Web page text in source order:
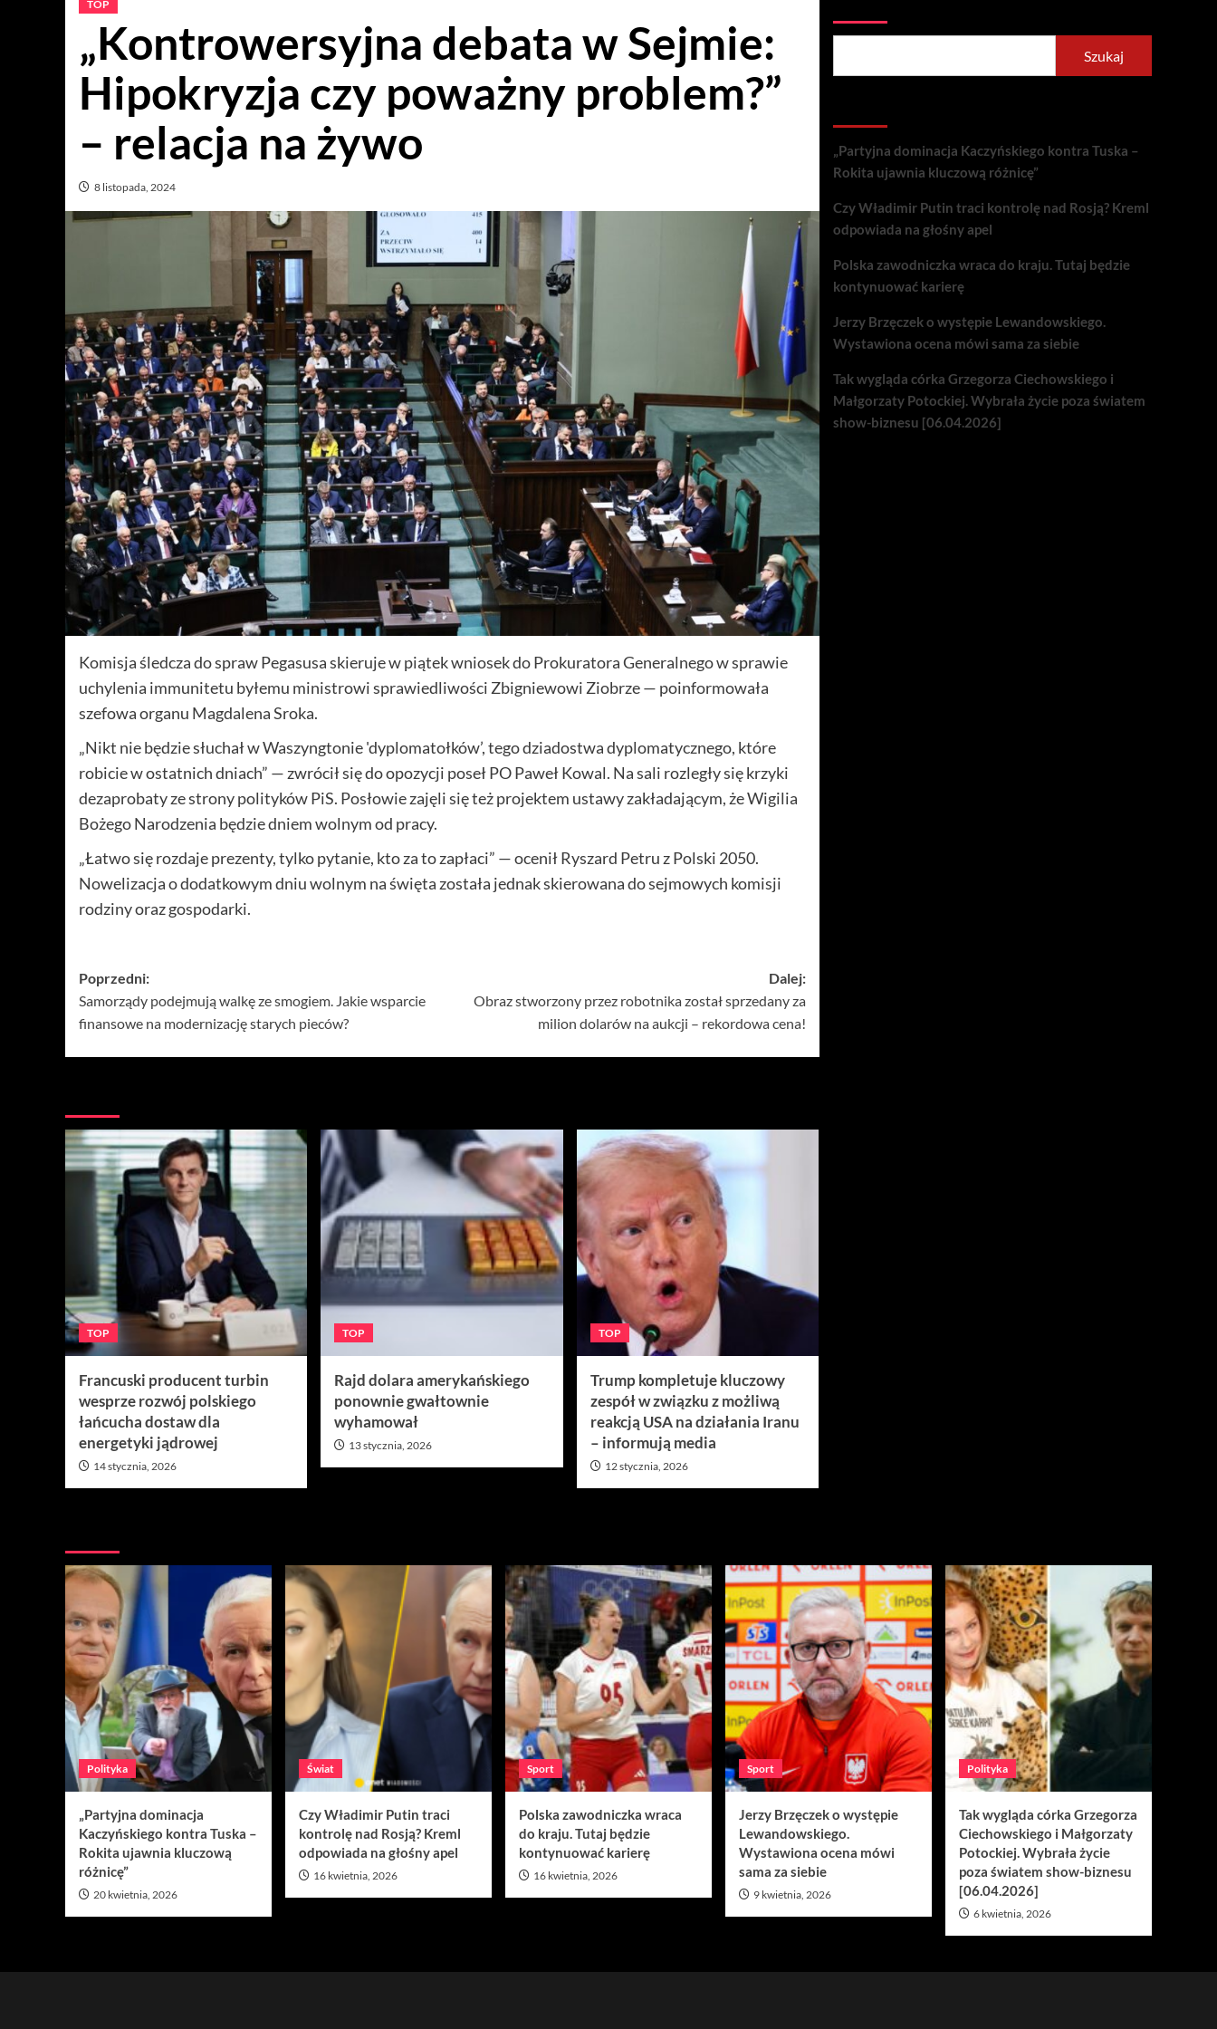
TOP
„Kontrowersyjna debata w Sejmie:
Hipokryzja czy poważny problem?”
– relacja na żywo
8 listopada, 2024
Komisja śledcza do spraw Pegasusa skieruje w piątek wniosek do Prokuratora Generalnego w sprawie
uchylenia immunitetu byłemu ministrowi sprawiedliwości Zbigniewowi Ziobrze — poinformowała
szefowa organu Magdalena Sroka.
„Nikt nie będzie słuchał w Waszyngtonie 'dyplomatołków’, tego dziadostwa dyplomatycznego, które
robicie w ostatnich dniach” — zwrócił się do opozycji poseł PO Paweł Kowal. Na sali rozległy się krzyki
dezaprobaty ze strony polityków PiS. Posłowie zajęli się też projektem ustawy zakładającym, że Wigilia
Bożego Narodzenia będzie dniem wolnym od pracy.
„Łatwo się rozdaje prezenty, tylko pytanie, kto za to zapłaci” — ocenił Ryszard Petru z Polski 2050.
Nowelizacja o dodatkowym dniu wolnym na święta została jednak skierowana do sejmowych komisji
rodziny oraz gospodarki.
Zobacz
wpisy
Poprzedni:
Samorządy podejmują walkę ze smogiem. Jakie wsparcie
finansowe na modernizację starych pieców?
Dalej:
Obraz stworzony przez robotnika został sprzedany za
milion dolarów na aukcji – rekordowa cena!
TOP
Francuski producent turbin
wesprze rozwój polskiego
łańcucha dostaw dla
energetyki jądrowej
14 stycznia, 2026
TOP
Rajd dolara amerykańskiego
ponownie gwałtownie
wyhamował
13 stycznia, 2026
TOP
Trump kompletuje kluczowy
zespół w związku z możliwą
reakcją USA na działania Iranu
– informują media
12 stycznia, 2026
Szukaj
„Partyjna dominacja Kaczyńskiego kontra Tuska –
Rokita ujawnia kluczową różnicę”
Czy Władimir Putin traci kontrolę nad Rosją? Kreml
odpowiada na głośny apel
Polska zawodniczka wraca do kraju. Tutaj będzie
kontynuować karierę
Jerzy Brzęczek o występie Lewandowskiego.
Wystawiona ocena mówi sama za siebie
Tak wygląda córka Grzegorza Ciechowskiego i
Małgorzaty Potockiej. Wybrała życie poza światem
show-biznesu [06.04.2026]
Polityka
„Partyjna dominacja
Kaczyńskiego kontra Tuska –
Rokita ujawnia kluczową
różnicę”
20 kwietnia, 2026
Świat
Czy Władimir Putin traci
kontrolę nad Rosją? Kreml
odpowiada na głośny apel
16 kwietnia, 2026
Sport
Polska zawodniczka wraca
do kraju. Tutaj będzie
kontynuować karierę
16 kwietnia, 2026
Sport
Jerzy Brzęczek o występie
Lewandowskiego.
Wystawiona ocena mówi
sama za siebie
9 kwietnia, 2026
Polityka
Tak wygląda córka Grzegorza
Ciechowskiego i Małgorzaty
Potockiej. Wybrała życie
poza światem show-biznesu
[06.04.2026]
6 kwietnia, 2026